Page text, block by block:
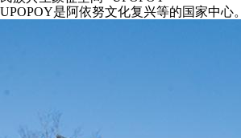
UPOPOY是阿依努文化复兴等的国家中心。